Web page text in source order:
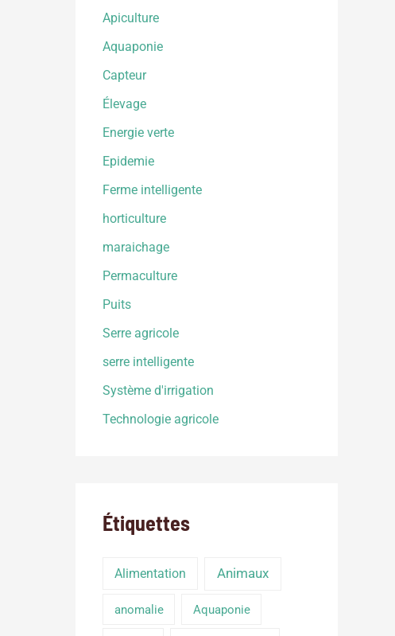
Apiculture
Aquaponie
Capteur
Élevage
Energie verte
Epidemie
Ferme intelligente
horticulture
maraichage
Permaculture
Puits
Serre agricole
serre intelligente
Système d'irrigation
Technologie agricole
Étiquettes
Alimentation Animaux
anomalie Aquaponie